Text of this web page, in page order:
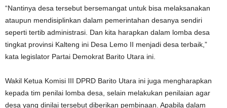
“Nantinya desa tersebut bersemangat untuk bisa melaksanakan
ataupun mendisiplinkan dalam pemerintahan desanya sendiri
seperti tertib administrasi. Dan kita harapkan dalam lomba desa
tingkat provinsi Kalteng ini Desa Lemo II menjadi desa terbaik,”
kata legislator Partai Demokrat Barito Utara ini.
Wakil Ketua Komisi III DPRD Barito Utara ini juga mengharapkan
kepada tim penilai lomba desa, selain melakukan penilaian agar
desa yang dinilai tersebut diberikan pembinaan. Apabila dalam